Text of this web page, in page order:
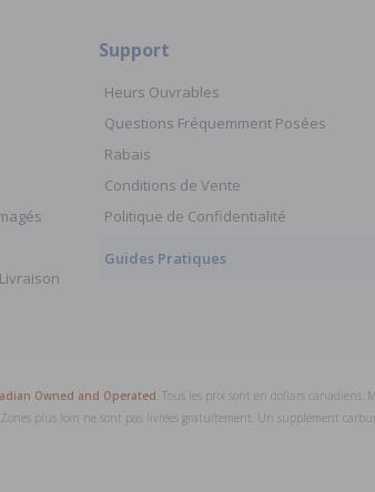
Support
Heurs Ouvrables
Questions Fréquemment Posées
Rabais
Conditions de Vente
Politique de Confidentialité
Guides Pratiques
Owned and Operated. Tous les prix sont en dollars canadiens.
plus loin ne sont pas livrées gratuitement. Un supplément